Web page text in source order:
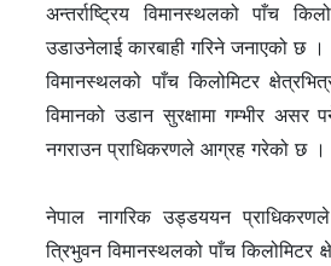
अन्तर्राष्ट्रिय विमानस्थलको पाँच
उडाउनेलाई कारबाही गरिने जनाएको छ ।
विमानस्थलको पाँच किलोमिटर
विमानको उडान सुरक्षामा गम्भीर असर
नगराउन प्राधिकरणले आग्रह गरेको छ ।
नेपाल नागरिक उड्डययन
त्रिभुवन विमानस्थलको पाँच किलोमिटर